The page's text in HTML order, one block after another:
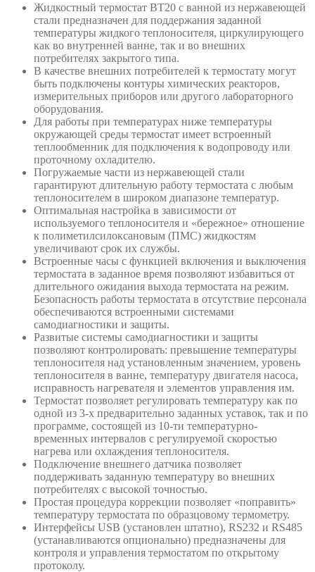
Жидкостный термостат ВТ20 с ванной из нержавеющей
стали предназначен для поддержания заданной
температуры жидкого теплоносителя, циркулирующего
как во внутренней ванне, так и во внешних
потребителях закрытого типа.
В качестве внешних потребителей к термостату могут
быть подключены контуры химических реакторов,
измерительных приборов или другого лабораторного
оборудования.
Для работы при температурах ниже температуры
окружающей среды термостат имеет встроенный
теплообменник для подключения к водопроводу или
проточному охладителю.
Погружаемые части из нержавеющей стали
гарантируют длительную работу термостата с любым
теплоносителем в широком диапазоне температур.
Оптимальная настройка в зависимости от
используемого теплоносителя и «бережное» отношение
к полиметилсилоксановым (ПМС) жидкостям
увеличивают срок их службы.
Встроенные часы с функцией включения и выключения
термостата в заданное время позволяют избавиться от
длительного ожидания выхода термостата на режим.
Безопасность работы термостата в отсутствие персонала
обеспечиваются встроенными системами
самодиагностики и защиты.
Развитые системы самодиагностики и защиты
позволяют контролировать: превышение температуры
теплоносителя над установленным значением, уровень
теплоносителя в ванне, температуру двигателя насоса,
исправность нагревателя и элементов управления им.
Термостат позволяет регулировать температуру как по
одной из 3-х предварительно заданных уставок, так и по
программе, состоящей из 10-ти температурно-
временных интервалов с регулируемой скоростью
нагрева или охлаждения теплоносителя.
Подключение внешнего датчика позволяет
поддерживать заданную температуру во внешних
потребителях с высокой точностью.
Простая процедура коррекции позволяет «поправить»
температуру термостата по образцовому термометру.
Интерфейсы USB (установлен штатно), RS232 и RS485
(устанавливаются опционально) предназначены для
контроля и управления термостатом по открытому
протоколу.